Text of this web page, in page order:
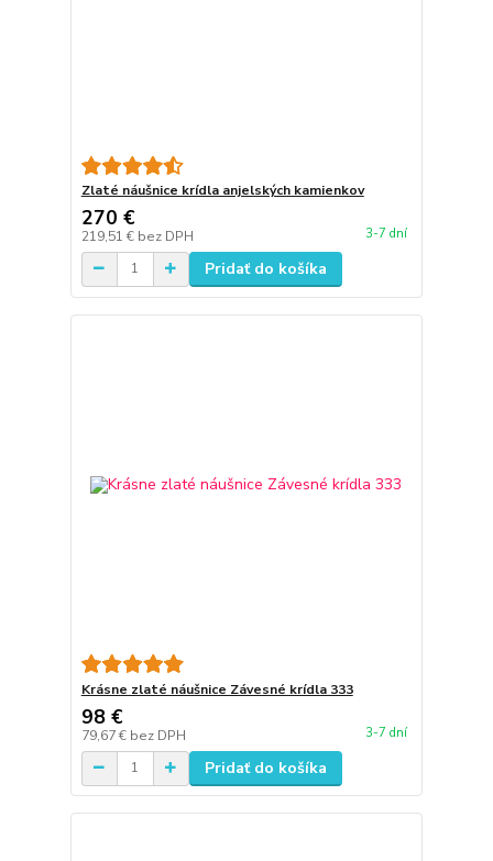
Zlaté náušnice krídla anjelských kamienkov
270 €
219,51 € bez DPH 3-7 dní
Pridať do košíka
Krásne zlaté náušnice Závesné krídla 333
98 €
79,67 € bez DPH 3-7 dní
Pridať do košíka